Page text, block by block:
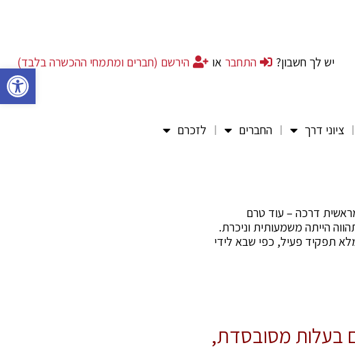
פתח יש לך חשבון? התחבר או הירשם (חברים ומתמחי ההכשרה בלבד)
ציוני דרך החברים לזכרם
דרכה – עוד טרם
הייתה משמעותית וניכרת.
תפקיד פעיל, כפי שבא לידי
בעלות מסובסדת,